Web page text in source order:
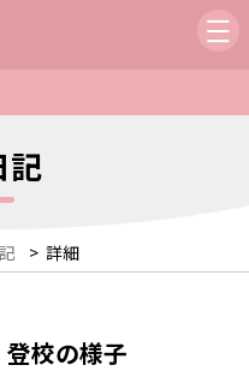
記
> 詳細
登校の様子